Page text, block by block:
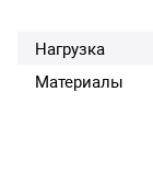
Нагрузка
Материалы